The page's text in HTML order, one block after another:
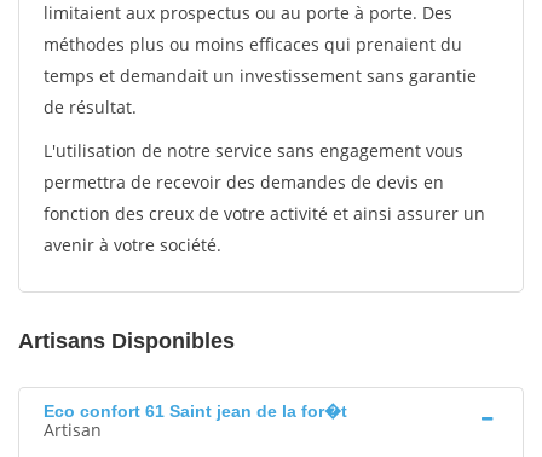
limitaient aux prospectus ou au porte à porte. Des
méthodes plus ou moins efficaces qui prenaient du
temps et demandait un investissement sans garantie
de résultat.
L'utilisation de notre service sans engagement vous
permettra de recevoir des demandes de devis en
fonction des creux de votre activité et ainsi assurer un
avenir à votre société.
Artisans Disponibles
Eco confort 61 Saint jean de la for�t
Artisan